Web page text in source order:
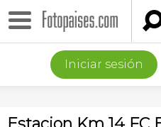
Iniciar sesión